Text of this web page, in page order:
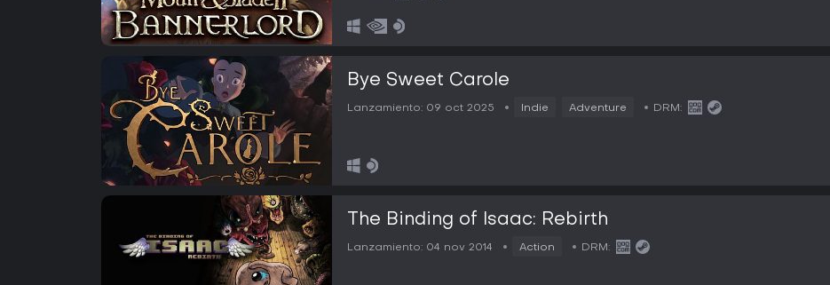
Bye Sweet Carole
Lanzamiento: 09 oct 2025 Indie Adventure DRM:
The Binding of Isaac: Rebirth
Lanzamiento: 04 nov 2014 Action DRM: